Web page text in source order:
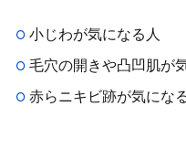
小じわが気になる人
毛穴の開きや凸凹肌が
赤らニキビ跡が気にな